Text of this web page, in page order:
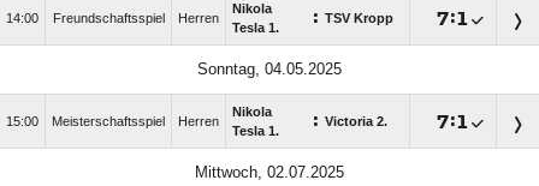
14:00 Freundschaftsspiel Herren
Nikola
Tesla 1.
: TSV Kropp :
Sonntag, 04.05.2025
15:00 Meisterschaftsspiel Herren
Nikola
Tesla 1.
: Victoria 2. :
Mittwoch, 02.07.2025